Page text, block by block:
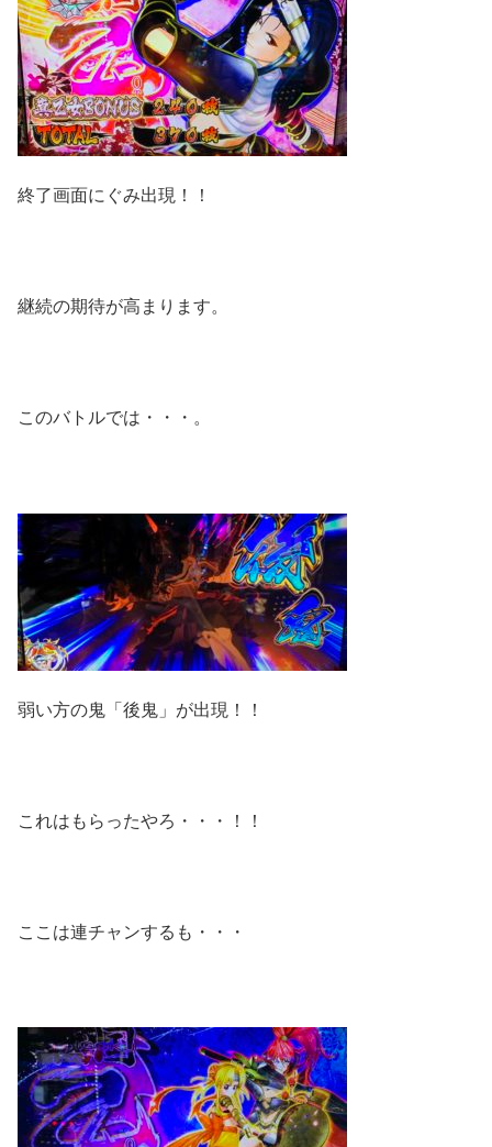
終了画面にぐみ出現！！
継続の期待が高まります。
このバトルでは・・・。
弱い方の鬼「後鬼」が出現！！
これはもらったやろ・・・！！
ここは連チャンするも・・・